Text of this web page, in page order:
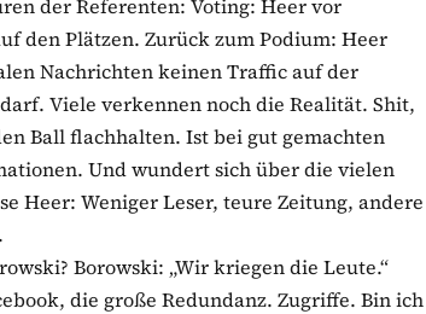
der Referenten: Voting: Heer vor
den Plätzen. Zurück zum Podium: Heer
Nachrichten keinen Traffic auf der
Viele verkennen noch die Realität. Shit,
Ball flachhalten. Ist bei gut gemachten
Und wundert sich über die vielen
Heer: Weniger Leser, teure Zeitung, andere
Borowski: „Wir kriegen die Leute.“
die große Redundanz. Zugriffe. Bin ich